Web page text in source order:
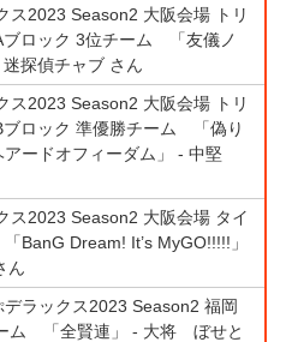
ス2023 Season2 大阪会場 トリ
ブロック 3位チーム 「友儀ノ
探偵チャブ さん
ス2023 Season2 大阪会場 トリ
ブロック 準優勝チーム 「偽り
アードオフィーダム」 - 中堅
ス2023 Season2 大阪会場 タイ
BanG Dream! It’s MyGO!!!!!」
ん
デラックス2023 Season2 福岡
ム 「全賢連」 - 大将 ぼせと